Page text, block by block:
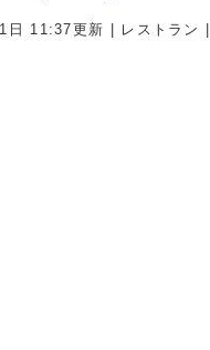
日 11:37更新 | レストラン |